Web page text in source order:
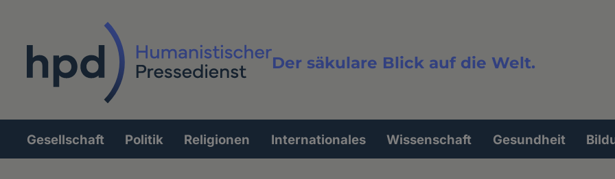
Der säkulare Blick auf die Welt.
Volltextsuche
Hauptnavigation
Gesellschaft Politik Religionen Internationales Wissenschaft Gesundheit